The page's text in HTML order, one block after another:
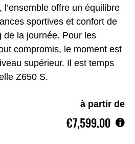
l’ensemble offre un équilibre
sportives et confort de
de la journée. Pour les
compromis, le moment est
supérieur. Il est temps
Z650 S.
à partir de
€7,599.00